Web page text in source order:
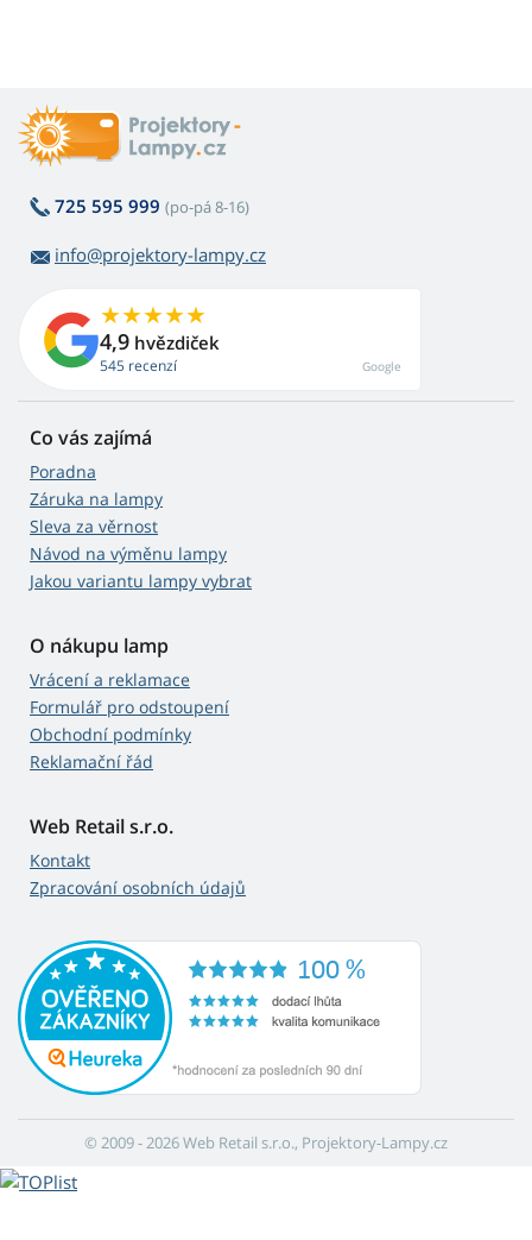
725 595 999 (po-pá 8-16)
info@projektory-lampy.cz
4,9 hvězdiček
545 recenzí Google
Co vás zajímá
Poradna
Záruka na lampy
Sleva za věrnost
Návod na výměnu lampy
Jakou variantu lampy vybrat
O nákupu lamp
Vrácení a reklamace
Formulář pro odstoupení
Obchodní podmínky
Reklamační řád
Web Retail s.r.o.
Kontakt
Zpracování osobních údajů
© 2009 - 2026 Web Retail s.r.o., Projektory-Lampy.cz